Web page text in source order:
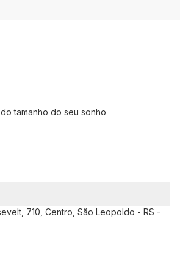
tamanho do seu sonho
710, Centro, São Leopoldo - RS -